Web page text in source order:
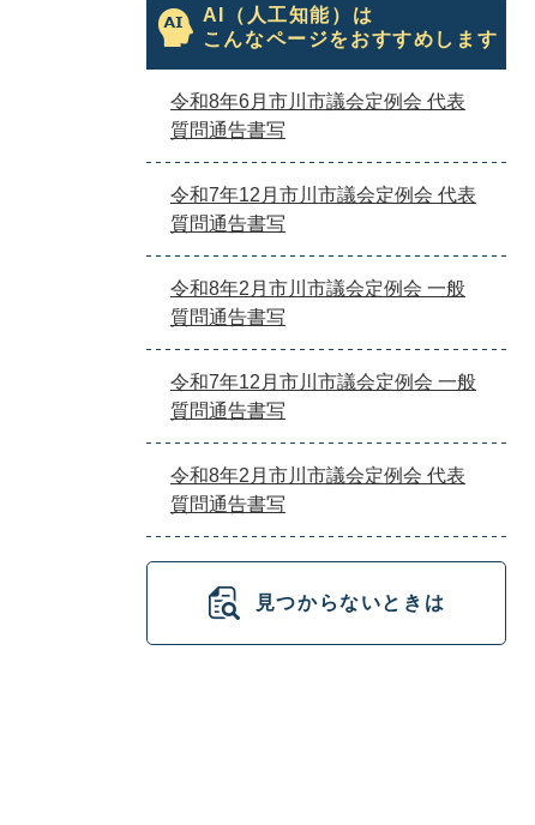
AI（人工知能）は
こんなページをおすすめします
令和8年6月市川市議会定例会 代表
質問通告書写
令和7年12月市川市議会定例会 代表
質問通告書写
令和8年2月市川市議会定例会 一般
質問通告書写
令和7年12月市川市議会定例会 一般
質問通告書写
令和8年2月市川市議会定例会 代表
質問通告書写
見つからないときは